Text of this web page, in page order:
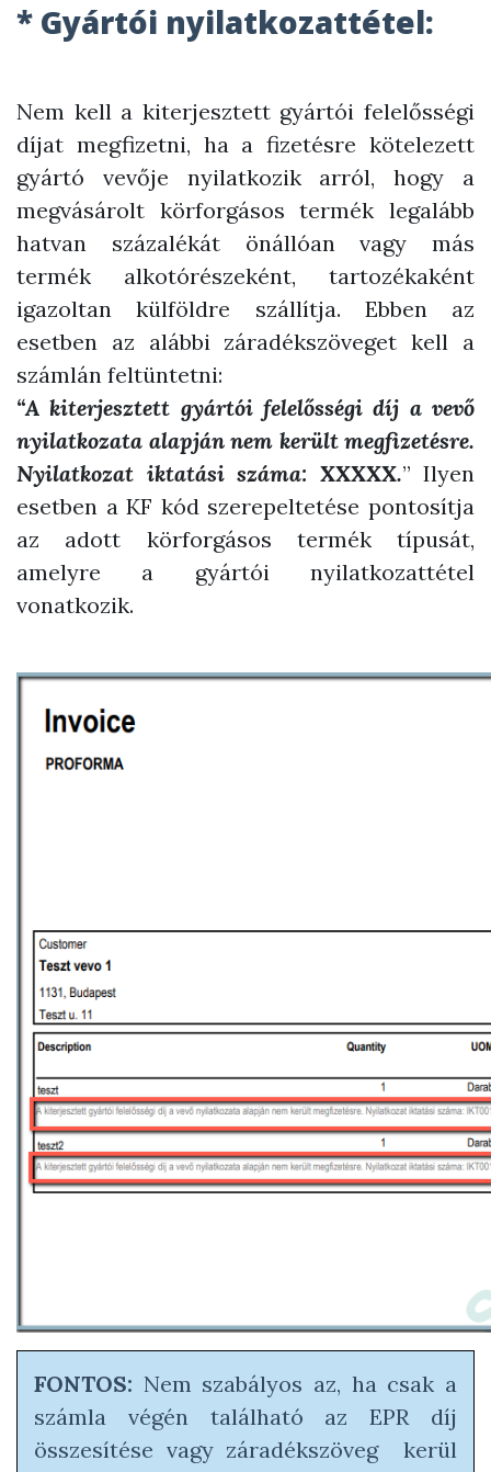
* Gyártói nyilatkozattétel:
Nem kell a kiterjesztett gyártói felelősségi
díjat megfizetni, ha a fizetésre kötelezett
gyártó vevője nyilatkozik arról, hogy a
megvásárolt körforgásos termék legalább
hatvan százalékát önállóan vagy más
termék alkotórészeként, tartozékaként
igazoltan külföldre szállítja. Ebben az
esetben az alábbi záradékszöveget kell a
számlán feltüntetni:
“A kiterjesztett gyártói felelősségi díj a vevő
nyilatkozata alapján nem került megfizetésre.
Nyilatkozat iktatási száma: XXXXX.” Ilyen
esetben a KF kód szerepeltetése pontosítja
az adott körforgásos termék típusát,
amelyre a gyártói nyilatkozattétel
vonatkozik.
FONTOS: Nem szabályos az, ha csak a
számla végén található az EPR díj
összesítése vagy záradékszöveg kerül